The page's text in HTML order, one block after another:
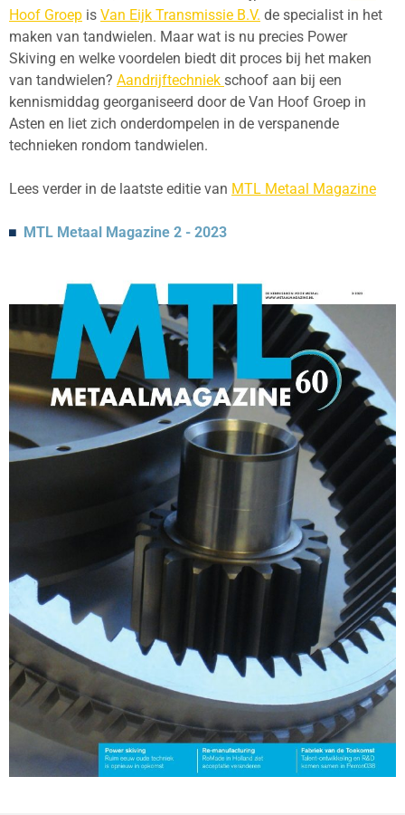
Hoof Groep is Van Eijk Transmissie B.V. de specialist in het
maken van tandwielen. Maar wat is nu precies Power
Skiving en welke voordelen biedt dit proces bij het maken
van tandwielen? Aandrijftechniek schoof aan bij een
kennismiddag georganiseerd door de Van Hoof Groep in
Asten en liet zich onderdompelen in de verspanende
technieken rondom tandwielen.
Lees verder in de laatste editie van MTL Metaal Magazine
MTL Metaal Magazine 2 - 2023